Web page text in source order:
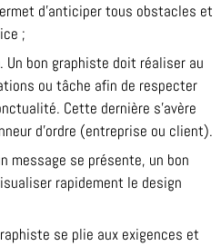
d’anticiper tous obstacles et
;
. Un bon graphiste doit réaliser au
ou tâche afin de respecter
Cette dernière s’avère
d’ordre (entreprise ou client).
message se présente, un bon
rapidement le design
se plie aux exigences et